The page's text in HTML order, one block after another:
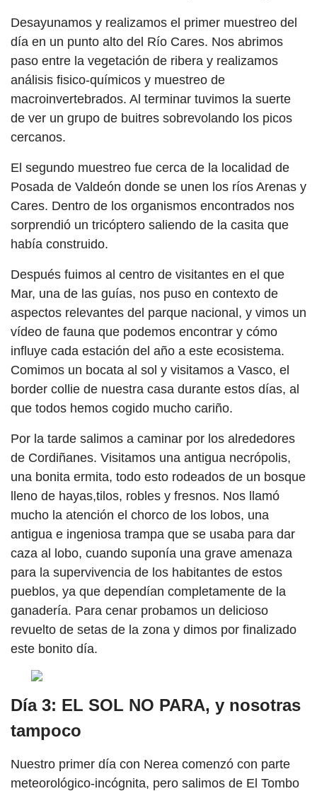
Desayunamos y realizamos el primer muestreo del
día en un punto alto del Río Cares. Nos abrimos
paso entre la vegetación de ribera y realizamos
análisis fisico-químicos y muestreo de
macroinvertebrados. Al terminar tuvimos la suerte
de ver un grupo de buitres sobrevolando los picos
cercanos.
El segundo muestreo fue cerca de la localidad de
Posada de Valdeón donde se unen los ríos Arenas y
Cares. Dentro de los organismos encontrados nos
sorprendió un tricóptero saliendo de la casita que
había construido.
Después fuimos al centro de visitantes en el que
Mar, una de las guías, nos puso en contexto de
aspectos relevantes del parque nacional, y vimos un
vídeo de fauna que podemos encontrar y cómo
influye cada estación del año a este ecosistema.
Comimos un bocata al sol y visitamos a Vasco, el
border collie de nuestra casa durante estos días, al
que todos hemos cogido mucho cariño.
Por la tarde salimos a caminar por los alrededores
de Cordiñanes. Visitamos una antigua necrópolis,
una bonita ermita, todo esto rodeados de un bosque
lleno de hayas,tilos, robles y fresnos. Nos llamó
mucho la atención el chorco de los lobos, una
antigua e ingeniosa trampa que se usaba para dar
caza al lobo, cuando suponía una grave amenaza
para la supervivencia de los habitantes de estos
pueblos, ya que dependían completamente de la
ganadería. Para cenar probamos un delicioso
revuelto de setas de la zona y dimos por finalizado
este bonito día.
Día 3: EL SOL NO PARA, y nosotras
tampoco
Nuestro primer día con Nerea comenzó con parte
meteorológico-incógnita, pero salimos de El Tombo